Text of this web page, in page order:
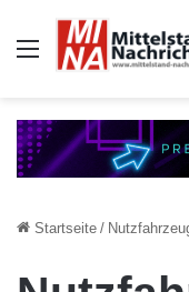
Auswahl
Startseite /